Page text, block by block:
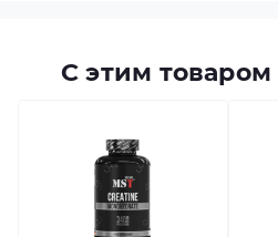
С этим